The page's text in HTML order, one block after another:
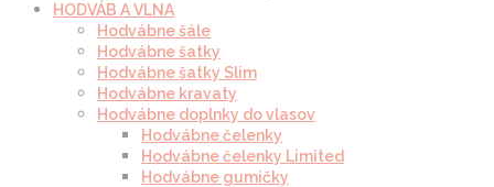
HODVÁB A VLNA
Hodvábne šále
Hodvábne šatky
Hodvábne šatky Slim
Hodvábne kravaty
Hodvábne doplnky do vlasov
Hodvábne čelenky
Hodvábne čelenky Limited
Hodvábne gumičky